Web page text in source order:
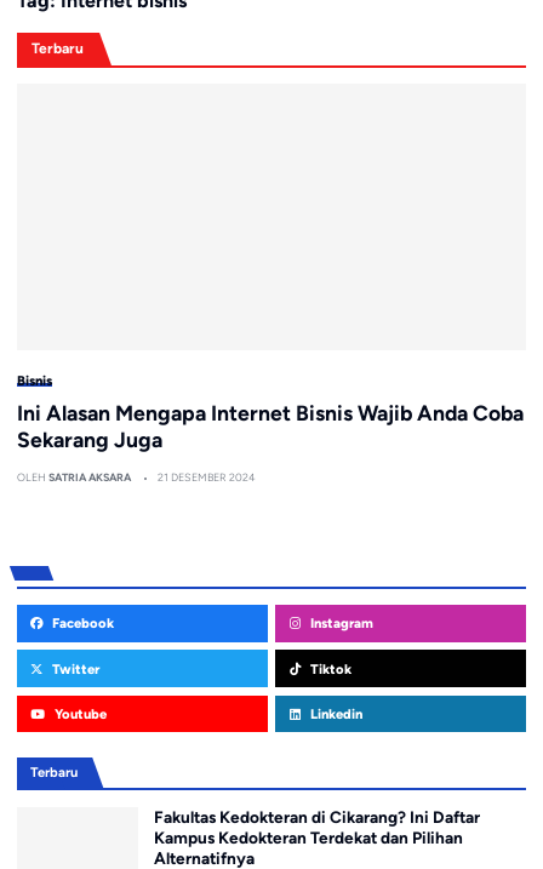
Terbaru
Bisnis
Ini Alasan Mengapa Internet Bisnis Wajib Anda Coba
Sekarang Juga
OLEH SATRIA AKSARA 21 DESEMBER 2024
Facebook Instagram
Twitter Tiktok
Youtube Linkedin
Terbaru
Fakultas Kedokteran di Cikarang? Ini Daftar
Kampus Kedokteran Terdekat dan Pilihan
Alternatifnya